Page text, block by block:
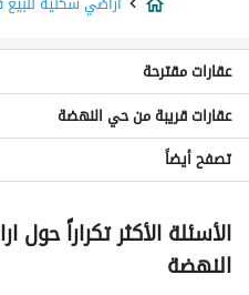
عمائر سكنية للبيع في حي النهضة
استراحات للبيع في حي النهضة
فلل للبيع في حي النهضة
عقارات مقترحة
اراضي سكنية حي الزهرة
اراضي سكنية حي الديرة
اراضي سكنية حي الخليج
اراضي سكنية حي الجامعة
اراضي سكنية حي البديعة
عقارات قريبة من حي النهضة
تصفح أيضاً
الأسئلة الأكثر تكراراً
النهضة